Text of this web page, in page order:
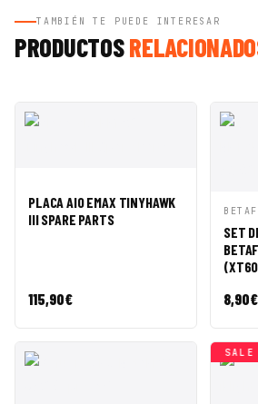
TAMBIÉN TE PUEDE INTERESAR
PRODUCTOS
RÁPIDA
CESTA
PLACA AIO EMAX TINYHAWK
III SPARE PARTS
115,90€
VISTA
RÁPIDA
SET
(XT60
8,90€
SALE ◇ SALE ◇